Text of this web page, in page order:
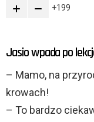
199
Jasio wpada po
– Mamo, na
krowach!
– To bardzo